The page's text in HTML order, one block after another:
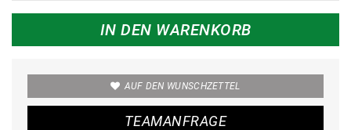
IN DEN WARENKORB
AUF DEN WUNSCHZETTEL
TEAMANFRAGE